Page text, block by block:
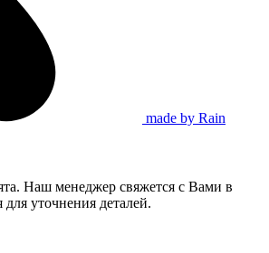
made by Rain
Наш менеджер свяжется с Вами в
уточнения деталей.